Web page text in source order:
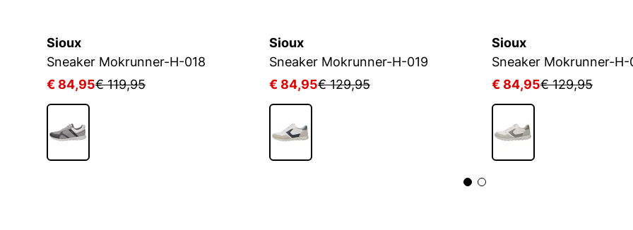
Sioux
Sneaker Mokrunner-H-018
€ 84,95€ 119,95
Sioux
Sneaker Mokrunner-H-019
€ 84,95€ 129,95
Sioux
Sneaker Mokrunner-H-
€ 84,95€ 129,95